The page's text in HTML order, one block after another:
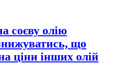
соєву олію
що
ціни інших олій